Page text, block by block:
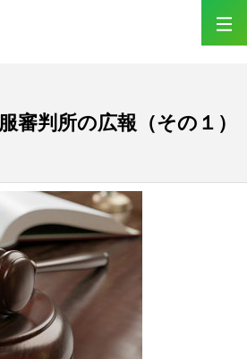
審判所の広報（その１）